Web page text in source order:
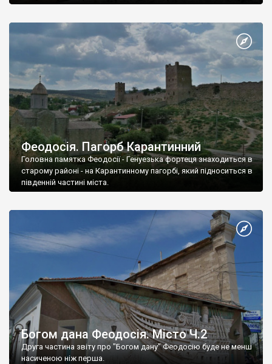
Феодосія. Пагорб Карантинний
Головна памятка Феодосії - Генуезька фортеця знаходиться в
старому районі - на Карантинному пагорбі, який підноситься в
південній частині міста.
Богом дана Феодосія. Місто Ч.2
Друга частина звіту про "Богом дану" Феодосію буде не менш
насиченою ніж перша.